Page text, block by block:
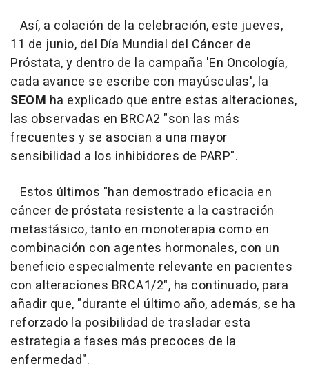
Así, a colación de la celebración, este jueves,
11 de junio, del Día Mundial del Cáncer de
Próstata, y dentro de la campaña 'En Oncología,
cada avance se escribe con mayúsculas', la
SEOM ha explicado que entre estas alteraciones,
las observadas en BRCA2 "son las más
frecuentes y se asocian a una mayor
sensibilidad a los inhibidores de PARP".
Estos últimos "han demostrado eficacia en
cáncer de próstata resistente a la castración
metastásico, tanto en monoterapia como en
combinación con agentes hormonales, con un
beneficio especialmente relevante en pacientes
con alteraciones BRCA1/2", ha continuado, para
añadir que, "durante el último año, además, se ha
reforzado la posibilidad de trasladar esta
estrategia a fases más precoces de la
enfermedad".